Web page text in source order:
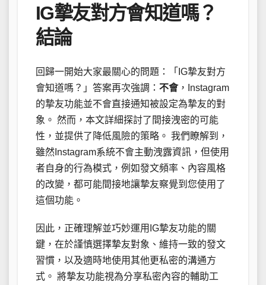
IG摯友對方會知道嗎？
結論
回歸一開始大家最關心的問題：「IG摯友對方
會知道嗎？」答案再次強調： 不會，Instagram
的摯友功能並不會直接通知被設定為摯友的對
象。 然而，本文詳細探討了間接洩密的可能
性，並提供了降低風險的策略。 我們瞭解到，
雖然Instagram系統不會主動洩露資訊，但使用
者自身的行為模式，例如發文頻率、內容風格
的改變，都可能間接地讓摯友察覺到您使用了
這個功能。
因此，正確理解並巧妙運用IG摯友功能的關
鍵，在於謹慎選擇摯友對象、維持一致的發文
習慣，以及適時地使用其他更私密的溝通方
式。 將摯友功能視為分享私密內容的輔助工